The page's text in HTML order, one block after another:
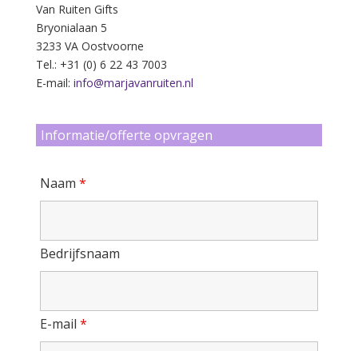
Van Ruiten Gifts
Bryonialaan 5
3233 VA Oostvoorne
Tel.: +31 (0) 6 22 43 7003
E-mail: info@marjavanruiten.nl
Informatie/offerte opvragen
Naam *
Bedrijfsnaam
E-mail *